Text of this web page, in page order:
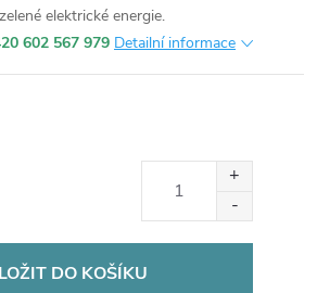
elektrické energie.
602 567 979 Detailní informace
DO KOŠÍKU